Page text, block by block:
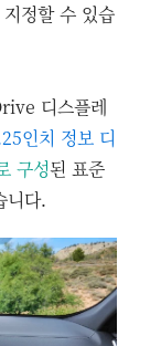
정할 수 있습
디스플레
인치 정보 디
구성된 표준
니다.